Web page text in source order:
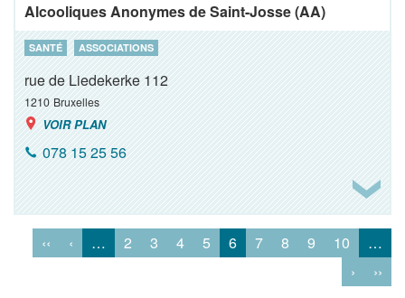
Alcooliques Anonymes de Saint-Josse (AA)
SANTÉ ASSOCIATIONS
rue de Liedekerke 112
1210 Bruxelles
VOIR PLAN
078 15 25 56
‹‹ ‹ … 2 3 4 5 6 7 8 9 10
…
›
››